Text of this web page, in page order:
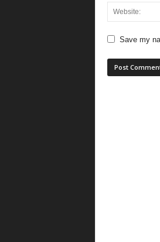
Save my